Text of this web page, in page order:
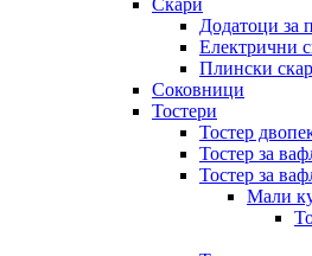
Додатоци за
Електрични
Плински
Соковници
Тостери
Тостер
Тостер за
Тостер за
Мали